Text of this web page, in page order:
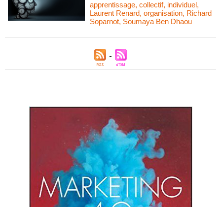
apprentissage,collectif, individuel,
Laurent Renard,organisation, Richard
Soparnot, Soumaya Ben Dhaou